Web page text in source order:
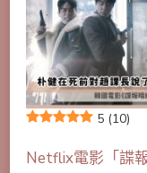
5 (10)
Netflix電影「諜